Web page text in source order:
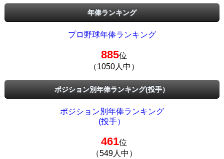
年俸ランキング
プロ野球年俸ランキング
885位
（1050人中）
ポジション別年俸ランキング(投手）
ポジション別年俸ランキング
(投手）
461位
（549人中）